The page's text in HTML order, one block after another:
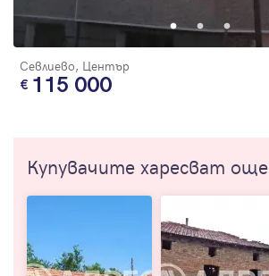
Севлиево, Център
115 000
Купувачите харесват още